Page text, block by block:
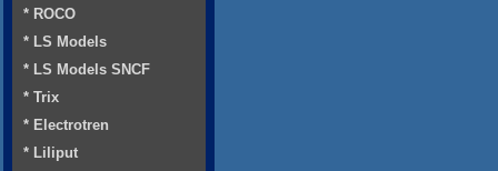
* ROCO
* LS Models
* LS Models SNCF
* Trix
* Electrotren
* Liliput